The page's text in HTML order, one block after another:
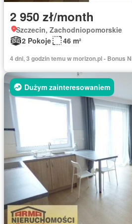
2 950 zł/month
Szczecin, Zachodniopomorskie
2 Pokoje
46 m²
4 dni, 3 godzin temu w morizon.pl - Bonus
Dużym zainteresowaniem